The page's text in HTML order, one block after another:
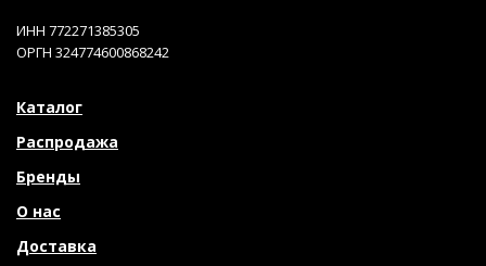
ИНН 772271385305
ОРГН 324774600868242
Каталог
Распродажа
Бренды
О нас
Доставка